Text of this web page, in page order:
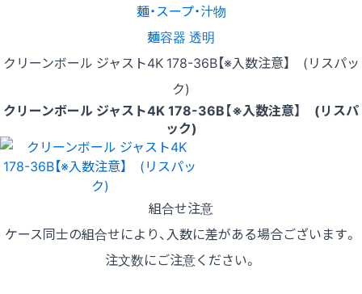
麺・スープ・汁物
麺容器 透明
クリーンボール ジャスト4K 178-36B【※入数注意】 (リスパッ
ク)
クリーンボール ジャスト4K 178-36B【※入数注意】 (リスパ
ック)
組合せ注意
ケース同士の組合せにより、入数に差がある場合ございます。
注文数にご注意ください。